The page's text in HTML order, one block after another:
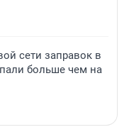
сети заправок в
больше чем на